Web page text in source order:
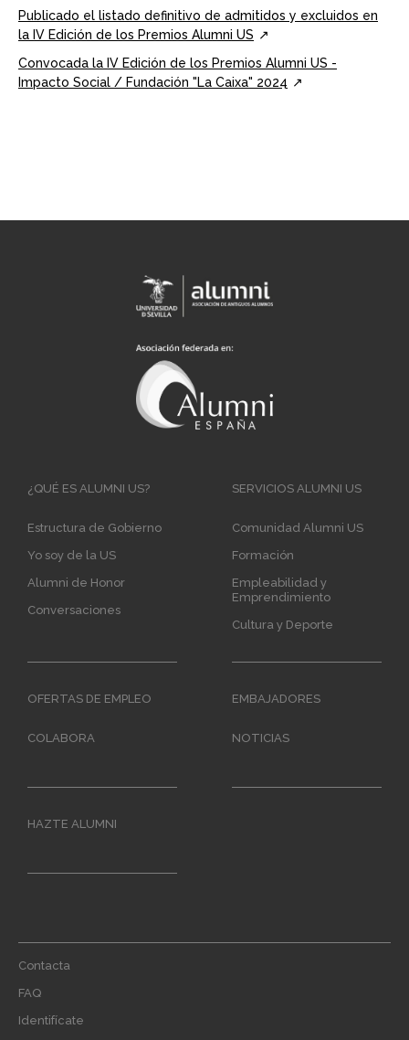
Publicado el listado definitivo de admitidos y excluidos en
la IV Edición de los Premios Alumni US
Convocada la IV Edición de los Premios Alumni US -
Impacto Social / Fundación "La Caixa" 2024
Main
¿QUÉ ES ALUMNI US?
Estructura de Gobierno
Yo soy de la US
Alumni de Honor
Conversaciones
SERVICIOS ALUMNI US
Comunidad Alumni US
Formación
Empleabilidad y
Emprendimiento
Cultura y Deporte
OFERTAS DE EMPLEO EMBAJADORES
COLABORA NOTICIAS
HAZTE ALUMNI
Footer
menu
Contacta
FAQ
Identifícate